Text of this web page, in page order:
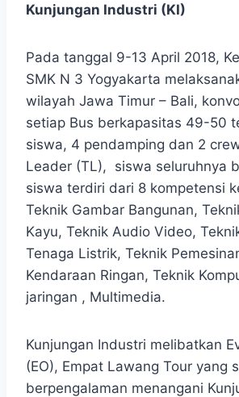
Kunjungan Industri (KI)
Pada tanggal 9-13 April 2018,
SMK N 3 Yogyakarta
wilayah Jawa Timur – Bali,
setiap Bus berkapasitas 49-50
siswa, 4 pendamping dan 2
Leader (TL), siswa seluruhnya
siswa terdiri dari 8 kompetensi
Teknik Gambar Bangunan,
Kayu, Teknik Audio Video,
Tenaga Listrik, Teknik
Kendaraan Ringan, Teknik
jaringan , Multimedia.
Kunjungan Industri melibatkan
(EO), Empat Lawang Tour yang
berpengalaman menangani